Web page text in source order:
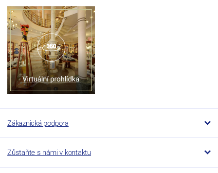
Zákaznická podpora
Zůstaňte s námi v kontaktu